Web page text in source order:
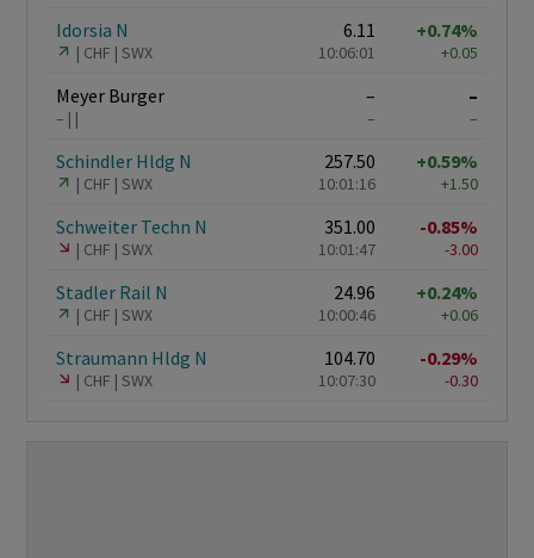
Idorsia N
CHF SWX
6.11
10:06:01
+0.74%
+0.05
Meyer Burger
–
–
–
–
–
Schindler Hldg N
CHF SWX
257.50
10:01:16
+0.59%
+1.50
Schweiter Techn N
CHF SWX
351.00
10:01:47
-0.85%
-3.00
Stadler Rail N
CHF SWX
24.96
10:00:46
+0.24%
+0.06
Straumann Hldg N
CHF SWX
104.70
10:07:30
-0.29%
-0.30